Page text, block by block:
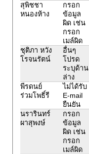
สุพิชชา
หนองห้าง
กรอก
ข้อมูล
ผิด เช่น
กรอก
เมล์ผิด
ชุติภา หวัง
โรจนรัตน์
อื่นๆ
โปรด
ระบุด้าน
ล่าง
พีรดนย์
ร่วมโพธิ์รี
ไม่ได้รับ
E-mail
ยืนยัน
นรารินทร์
ผาสุพงษ์
กรอก
ข้อมูล
ผิด เช่น
กรอก
เมล์ผิด